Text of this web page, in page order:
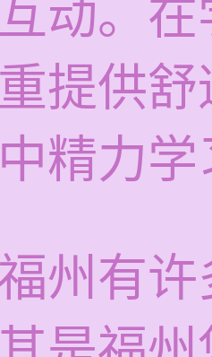
动。
提供
精力学
州有